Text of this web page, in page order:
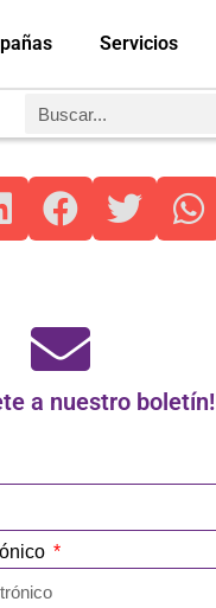
Servicios
a nuestro boletín!